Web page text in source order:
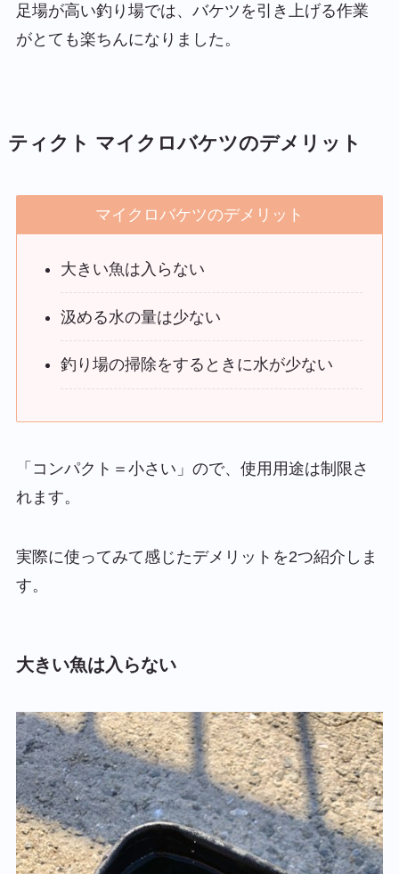
足場が高い釣り場では、バケツを引き上げる作業
がとても楽ちんになりました。
ティクト マイクロバケツのデメリット
マイクロバケツのデメリット
大きい魚は入らない
汲める水の量は少ない
釣り場の掃除をするときに水が少ない
「コンパクト＝小さい」ので、使用用途は制限さ
れます。
実際に使ってみて感じたデメリットを2つ紹介しま
す。
大きい魚は入らない